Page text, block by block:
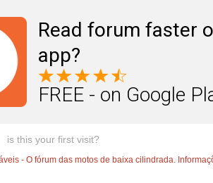
Read forum faster
app?
FREE - on Google
is this your first visit?